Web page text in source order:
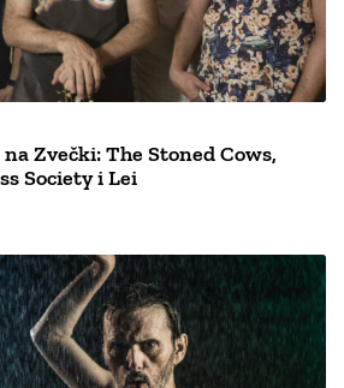
Zvečki: The Stoned Cows,
Society i Lei